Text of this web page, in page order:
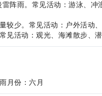
阵雨。常见活动：游泳、
少。常见活动：户外活动
活动：观光、海滩散步、
月份：六月